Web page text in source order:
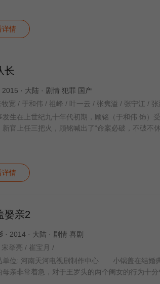
详情
长
2015 · 大陆 · 剧情 犯罪 国产
在上世纪九十年代初期，顾铭（于和伟 饰）
新官上任三把火，顾铭喊出了“命案必破，不破不
详情
娶亲2
· 2014 · 大陆 · 剧情 喜剧
宋举亮 / 崔宝月 /
: 河南天河电视剧制作中心 小锅盖在结婚典
母亲非常着急，对于王罗头的两个闺女的行为十